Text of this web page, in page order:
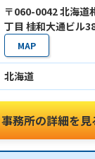
〒060-0042 北海道
丁目 桂和大通ビル
MAP
北海道
事務所の詳細を見